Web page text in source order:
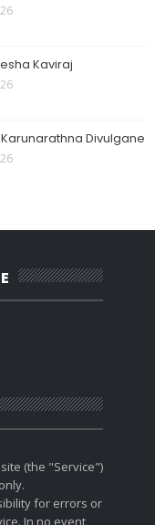
Kaviraj
Divulgane
(the "Service")
for errors or
In no event